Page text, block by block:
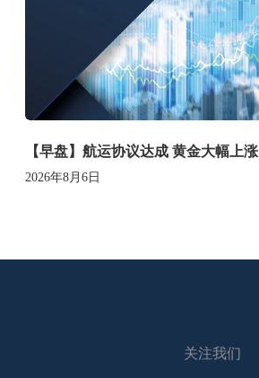
【早盘】航运协议达成 黄金大幅上涨
2026年8月6日
关注我们